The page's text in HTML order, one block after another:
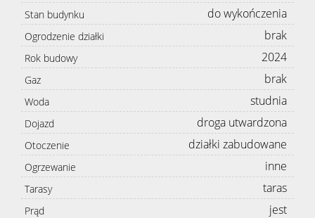
Stan budynku do wykończenia
Ogrodzenie działki brak
Rok budowy 2024
Gaz brak
Woda studnia
Dojazd droga utwardzona
Otoczenie działki zabudowane
Ogrzewanie inne
Tarasy taras
Prąd jest